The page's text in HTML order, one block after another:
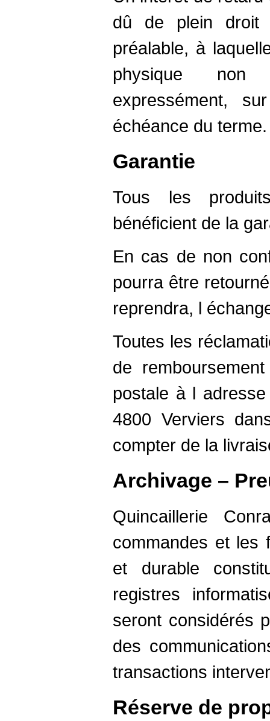
dû de plein droit
préalable, à
physique non
expressément,
échéance du terme.
Garantie
Tous les
bénéficient de la
En cas de non
pourra être
reprendra, l
Toutes les
de
postale à l
4800 Verviers
compter de la
Archivage –
Quincaillerie
commandes et les
et durable
registres
seront considérés
des
transactions
Réserve de